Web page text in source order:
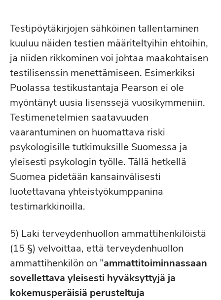
Testipöytäkirjojen sähköinen tallentaminen
kuuluu näiden testien määriteltyihin ehtoihin,
ja niiden rikkominen voi johtaa maakohtaisen
testilisenssin menettämiseen. Esimerkiksi
Puolassa testikustantaja Pearson ei ole
myöntänyt uusia lisenssejä vuosikymmeniin.
Testimenetelmien saatavuuden
vaarantuminen on huomattava riski
psykologisille tutkimuksille Suomessa ja
yleisesti psykologin työlle. Tällä hetkellä
Suomea pidetään kansainvälisesti
luotettavana yhteistyökumppanina
testimarkkinoilla.
5) Laki terveydenhuollon ammattihenkilöistä
(15 §) velvoittaa, että terveydenhuollon
ammattihenkilön on ”ammattitoiminnassaan
sovellettava yleisesti hyväksyttyjä ja
kokemusperäisiä perusteltuja